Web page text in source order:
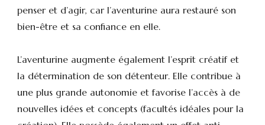
penser et d’agir, car l’aventurine aura restauré son
bien-être et sa confiance en elle.
L’aventurine augmente également l’esprit créatif et
la détermination de son détenteur. Elle contribue à
une plus grande autonomie et favorise l’accès à de
nouvelles idées et concepts (facultés idéales pour la